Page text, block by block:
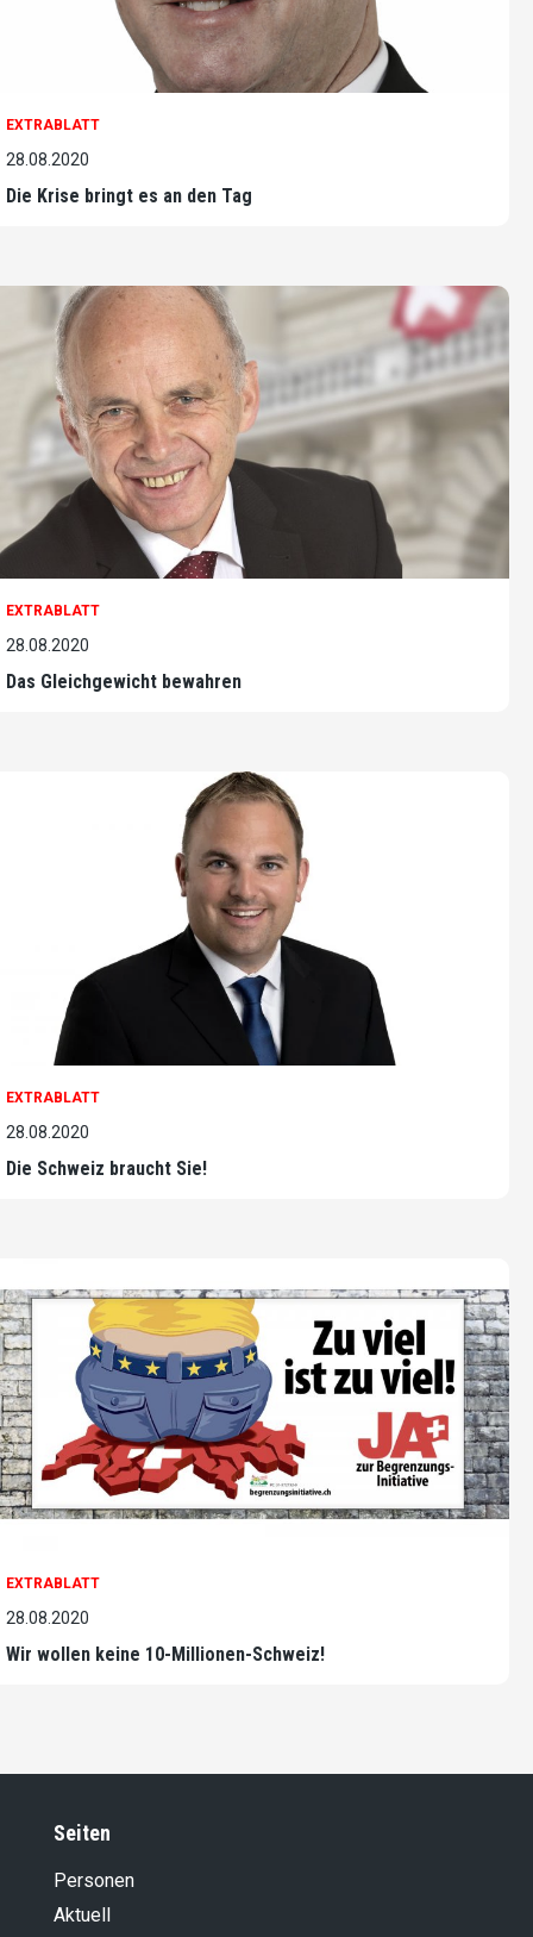
EXTRABLATT
28.08.2020
Die Krise bringt es an den Tag
EXTRABLATT
28.08.2020
Das Gleichgewicht bewahren
EXTRABLATT
28.08.2020
Die Schweiz braucht Sie!
EXTRABLATT
28.08.2020
Wir wollen keine 10-Millionen-Schweiz!
Seiten
Personen
Aktuell